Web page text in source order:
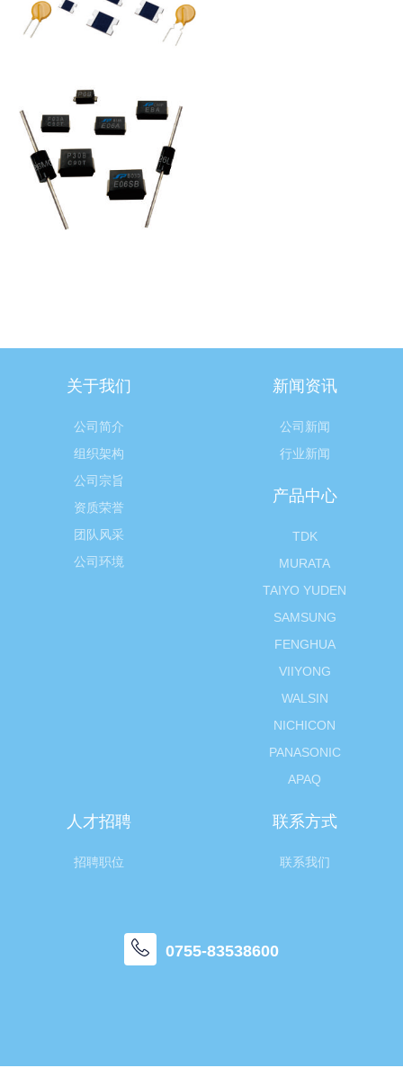
关于我们
公司简介
组织架构
公司宗旨
资质荣誉
团队风采
公司环境
新闻资讯
公司新闻
行业新闻
产品中心
TDK
MURATA
TAIYO YUDEN
SAMSUNG
FENGHUA
VIIYONG
WALSIN
NICHICON
PANASONIC
APAQ
人才招聘
招聘职位
联系方式
联系我们
0755-83538600